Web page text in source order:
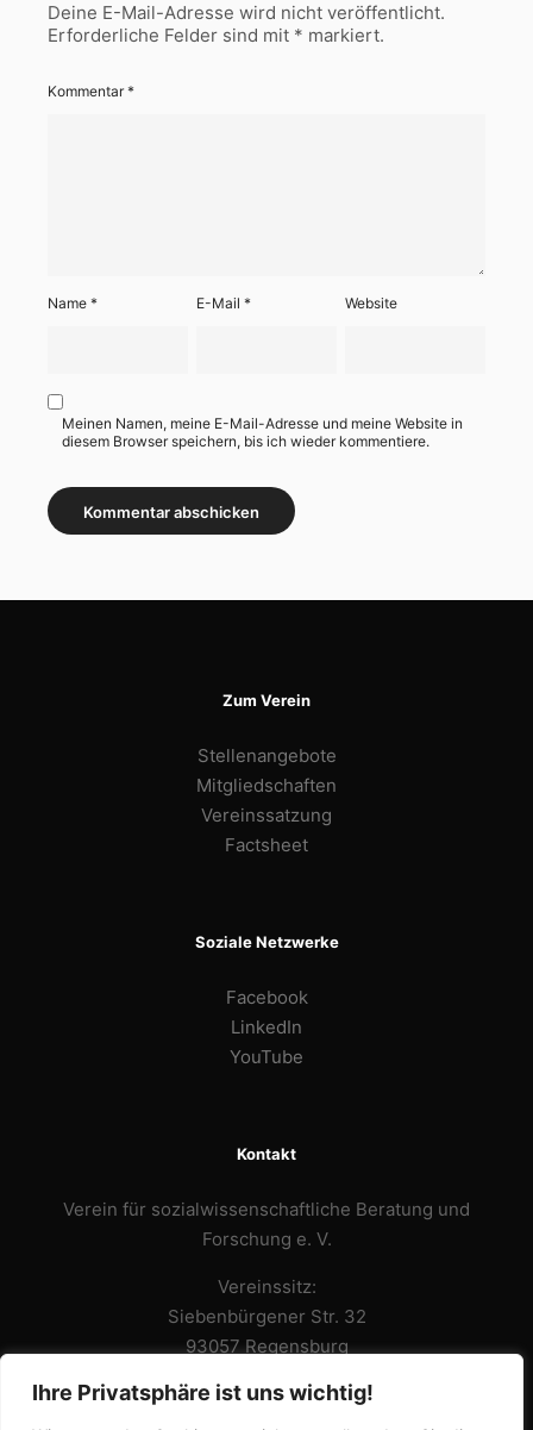
Ihre Privatsphäre ist uns wichtig!
Deine E-Mail-Adresse wird nicht veröffentlicht.
Erforderliche Felder sind mit * markiert.
Kommentar*
Name * E-Mail* Website
Meinen Namen, meine E-Mail-Adresse und meine Website in
diesem Browser speichern, bis ich wieder kommentiere.
Zum Verein
Stellenangebote
Mitgliedschaften
Vereinssatzung
Factsheet
Soziale Netzwerke
Facebook
LinkedIn
YouTube
Kontakt
Verein für sozialwissenschaftliche Beratung und
Forschung e. V.
Vereinssitz:
Siebenbürgener Str. 32
93057 Regensburg
Büro:
Adolf-Schmetzer-Strasse 32